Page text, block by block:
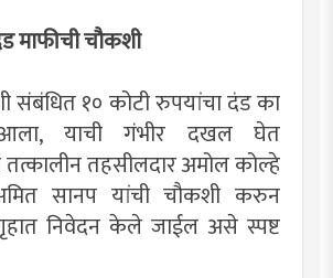
माफीची चौकशी
संबंधित १० कोटी रुपयांचा दंड का
आला, याची गंभीर दखल घेत
तत्कालीन तहसीलदार अमोल कोल्हे
सानप यांची चौकशी करुन
निवेदन केले जाईल असे स्पष्ट